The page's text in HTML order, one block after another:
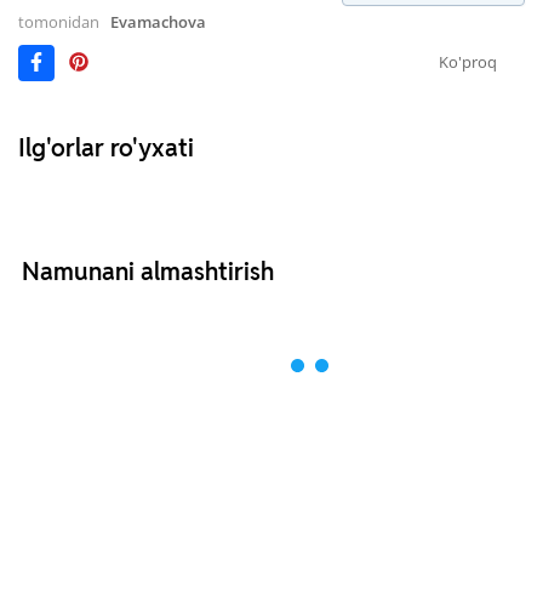
tomonidan
Evamachova
Ko'proq
Ilg'orlar ro'yxati
Namunani almashtirish